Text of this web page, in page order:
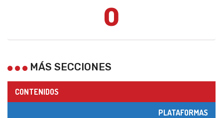
0
MÁS SECCIONES
CONTENIDOS
PLATAFORMAS